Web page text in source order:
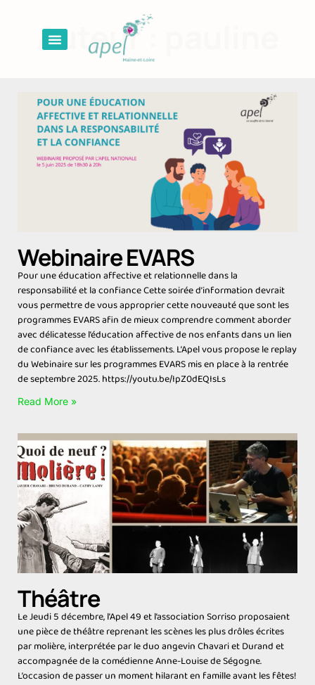
Auteur :
Webinaire EVARS
Pour une éducation affective et relationnelle dans la
responsabilité et la confiance Cette soirée d’information devrait
vous permettre de vous approprier cette nouveauté que sont les
programmes EVARS afin de mieux comprendre comment aborder
avec délicatesse l’éducation affective de nos enfants dans un lien
de confiance avec les établissements. L’Apel vous propose le replay
du Webinaire sur les programmes EVARS mis en place à la rentrée
de septembre 2025. https://youtu.be/IpZ0dEQIsLs
Read More »
Théâtre
Le Jeudi 5 décembre, l’Apel 49 et l’association Sorriso proposaient
une pièce de théâtre reprenant les scènes les plus drôles écrites
par molière, interprétée par le duo angevin Chavari et Durand et
accompagnée de la comédienne Anne-Louise de Ségogne.
L’occasion de passer un moment hilarant en famille avant les fêtes!